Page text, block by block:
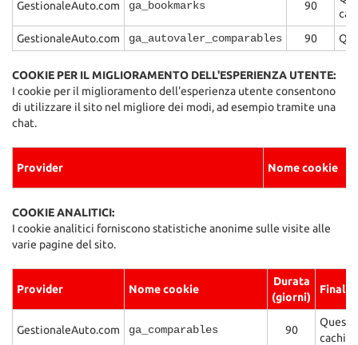
GestionaleAuto.com ga_bookmarks 90
GestionaleAuto.com
ga_autovaler_comparables 90
COOKIE PER IL MIGLIORAMENTO DELL'ESPERIENZA UTENTE:
I cookie per il miglioramento dell'esperienza utente consentono
di utilizzare il sito nel migliore dei modi, ad esempio tramite una
chat.
Provider Nome cookie
COOKIE ANALITICI:
I cookie analitici forniscono statistiche anonime sulle visite alle
varie pagine del sito.
Provider Nome cookie
Durata
(giorni)
GestionaleAuto.com ga_comparables 90
Salva
le
impostazioni